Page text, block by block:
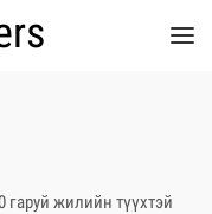
жилийн түүхтэй